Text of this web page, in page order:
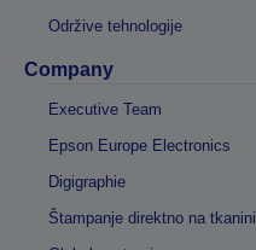
Održive tehnologije
Company
Executive Team
Epson Europe Electronics
Digigraphie
Štampanje direktno na tkanini